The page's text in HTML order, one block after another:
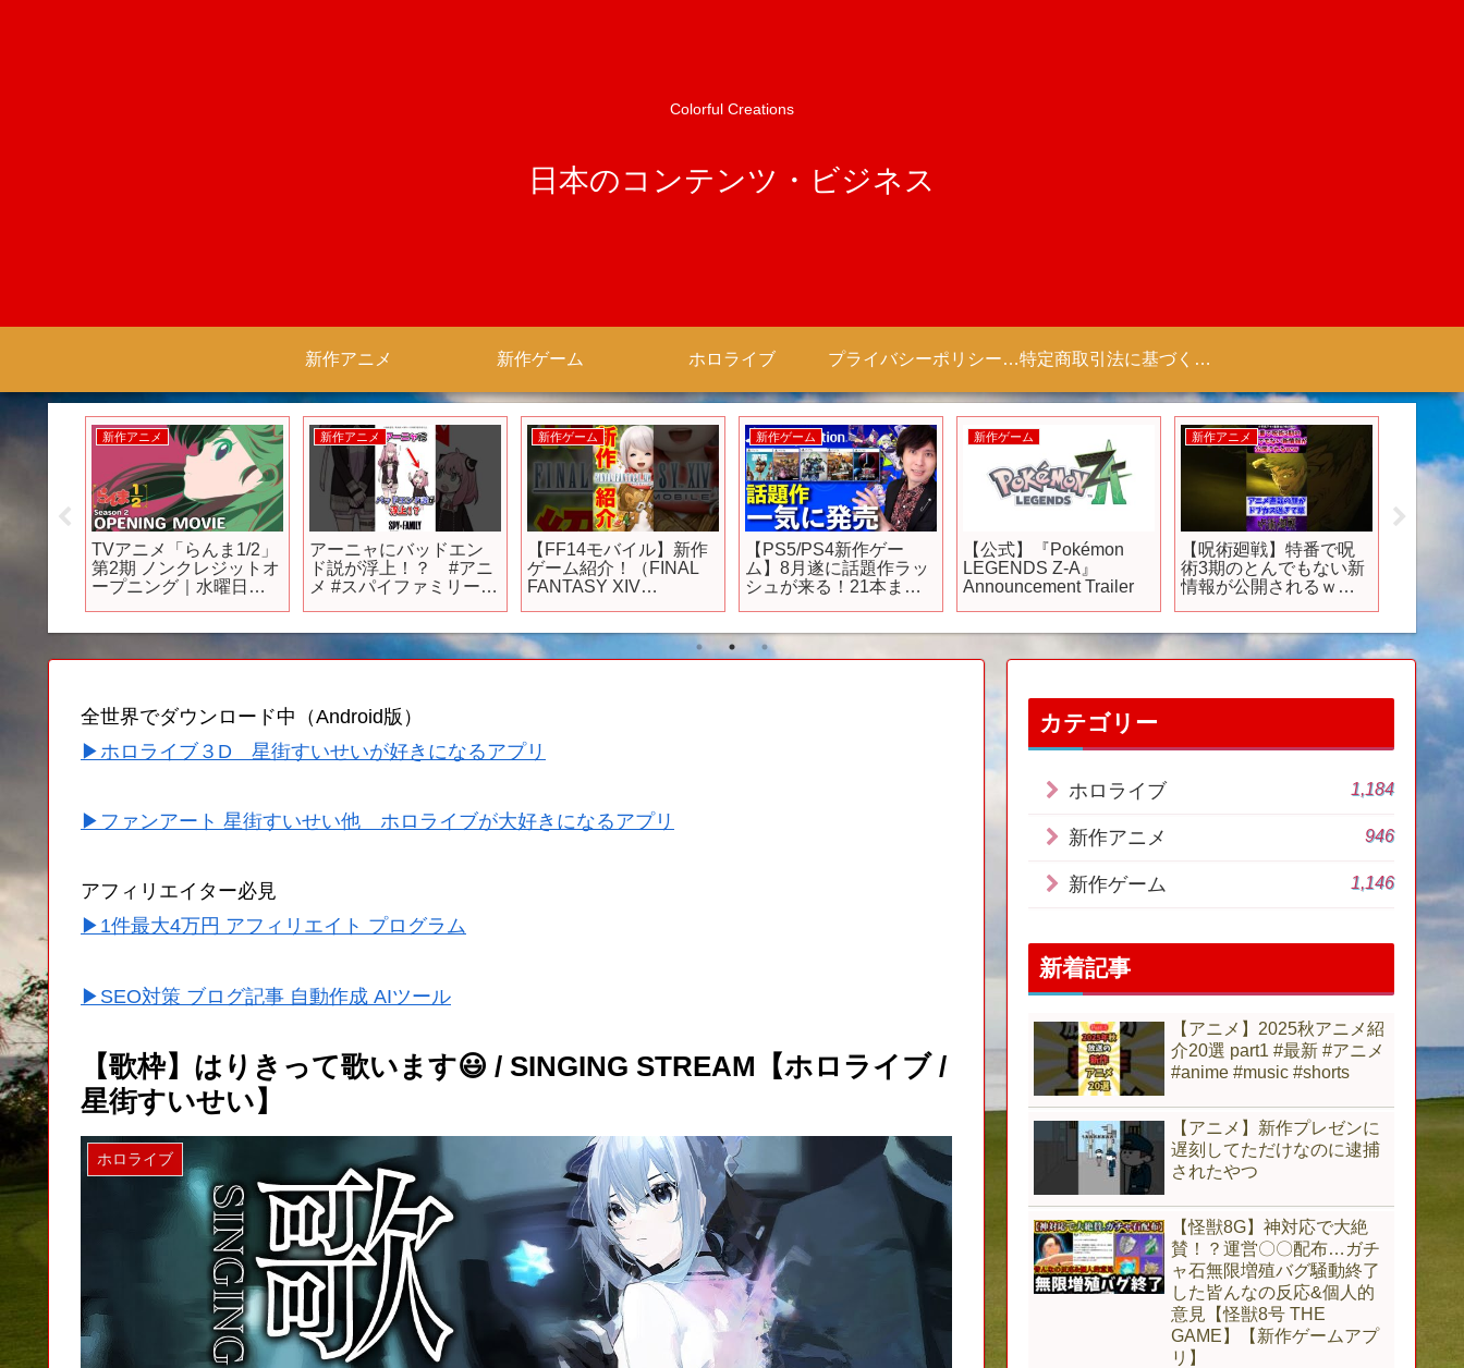
Colorful Creations
日本のコンテンツ・ビジネス
新作アニメ 新作ゲーム ホロライブ プライバシーポリシー 【Colorful Creation】 特定商取引法に基づく表記（商取引に関する開示）
新作アニメ
TVアニメ「らんま1/2」
第2期 ノンクレジットオ
ープニング｜水曜日の
Season 2 Opening
Movie
新作アニメ
アーニャにバッドエン
ド説が浮上！？ #アニ
メ #スパイファミリー
新作ゲーム
【FF14モバイル】新作
ゲーム紹介！（FINAL
FANTASY XIV
ジー#新作#MMO#スマ
ホ#ゲーム#実況#2025
新作ゲーム
【PS5/PS4新作ゲー
ム】8月遂に話題作ラッ
シュが来る！21本まと
新作ゲーム
【公式】『Pokémon
LEGENDS Z-A』
Announcement Trailer
新作アニメ
【呪術廻戦】特番で呪
術3期のとんでもない新
情報が公開されるｗに
全世界でダウンロード中（Android版）
▶ホロライブ３D 星街すいせいが好きになるアプリ
▶ファンアート 星街すいせい他 ホロライブが大好きになるアプリ
アフィリエイター必見
▶1件最大4万円 アフィリエイト プログラム
▶SEO対策 ブログ記事 自動作成 AIツール
【歌枠】はりきって歌います😃 / SINGING STREAM【ホロライブ /
星街すいせい】
ホロライブ
カテゴリー
ホロライブ 1,184
新作アニメ 946
新作ゲーム 1,146
新着記事
【アニメ】2025秋アニメ紹
介20選 part1 #最新 #アニメ
#anime #music #shorts
【アニメ】新作プレゼンに
遅刻してただけなのに逮捕
されたやつ
【怪獣8G】神対応で大絶
賛！？運営〇〇配布…ガチ
ャ石無限増殖バグ騒動終了
した皆んなの反応&個人的
意見【怪獣8号 THE
GAME】【新作ゲームアプ
リ】